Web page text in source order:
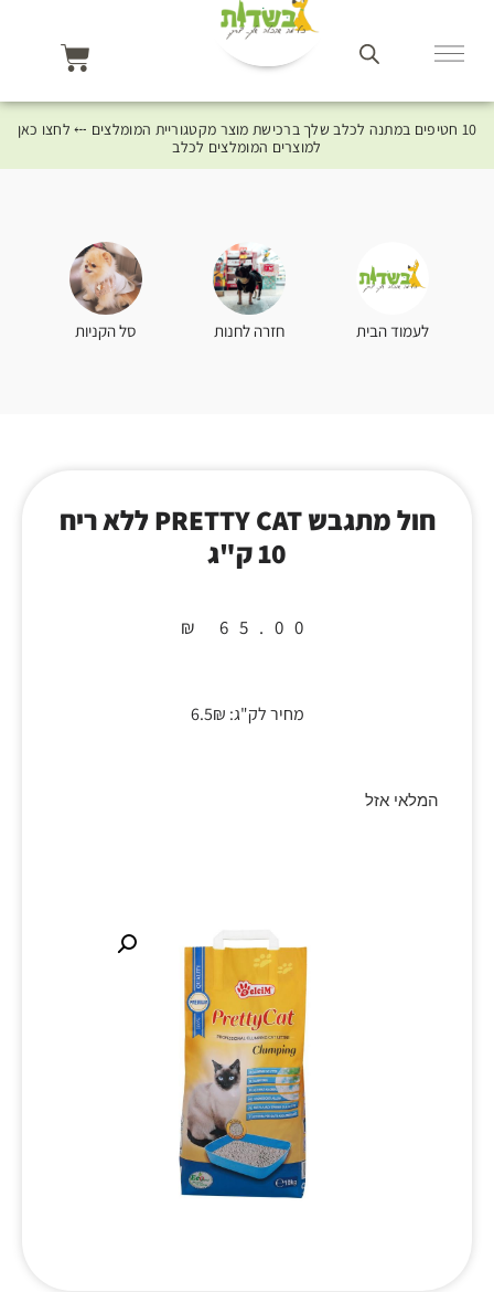
10 חטיפים במתנה לכלב שלך ברכישת מוצר מקטגוריית המומלצים ⤎ לחצו כאן
למוצרים המומלצים לכלב
לעמוד הבית חזרה לחנות סל הקניות
חול מתגבש PRETTY CAT ללא ריח
10 ק"ג
₪ 65.00
מחיר לק"ג: 6.5₪
המלאי אזל